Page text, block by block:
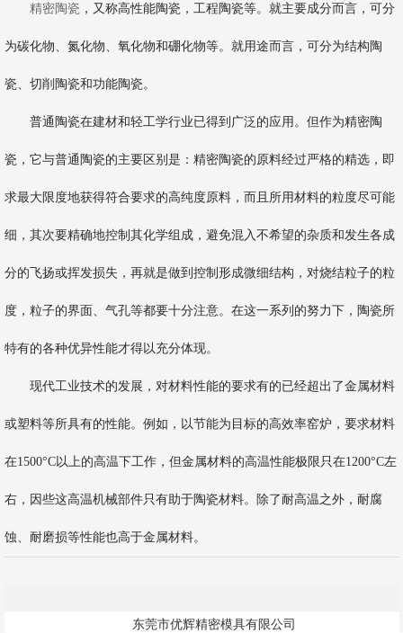
精密陶瓷 ，又称高性能陶瓷，工程陶瓷等。就主要成分而言，可分
为碳化物、氮化物、氧化物和硼化物等。就用途而言，可分为结构陶
瓷、切削陶瓷和功能陶瓷。
普通陶瓷在建材和轻工学行业已得到广泛的应用。但作为精密陶
瓷，它与普通陶瓷的主要区别是：精密陶瓷的原料经过严格的精选，即
求最大限度地获得符合要求的高纯度原料，而且所用材料的粒度尽可能
细，其次要精确地控制其化学组成，避免混入不希望的杂质和发生各成
分的飞扬或挥发损失，再就是做到控制形成微细结构，对烧结粒子的粒
度，粒子的界面、气孔等都要十分注意。在这一系列的努力下，陶瓷所
特有的各种优异性能才得以充分体现。
现代工业技术的发展，对材料性能的要求有的已经超出了金属材料
或塑料等所具有的性能。例如，以节能为目标的高效率窑炉，要求材料
在1500°C以上的高温下工作，但金属材料的高温性能极限只在1200°C左
右，因些这高温机械部件只有助于陶瓷材料。除了耐高温之外，耐腐
蚀、耐磨损等性能也高于金属材料。
东莞市优辉精密模具有限公司